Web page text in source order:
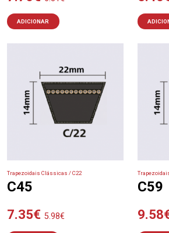
ADICIONAR
Trapezoidais Clássicas / C22
C45
7.35€ 5.98€
C59
9.58